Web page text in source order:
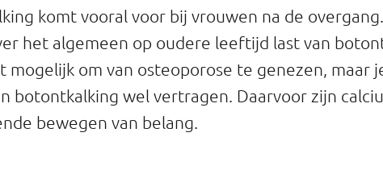
komt vooral voor bij vrouwen na de
het algemeen op oudere leeftijd last van
mogelijk om van osteoporose te genezen, maar
botontkalking wel vertragen. Daarvoor zijn
bewegen van belang.